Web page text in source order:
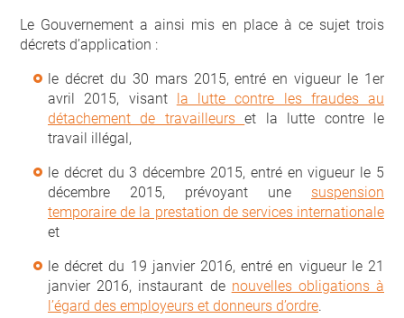
Le Gouvernement a ainsi mis en place à ce sujet trois
décrets d’application :
le décret du 30 mars 2015, entré en vigueur le 1er
avril 2015, visant la lutte contre les fraudes au
détachement de travailleurset la lutte contre le
travail illégal,
le décret du 3 décembre 2015, entré en vigueur le 5
décembre 2015, prévoyant une suspension
temporaire de la prestation de services internationale
et
le décret du 19 janvier 2016, entré en vigueur le 21
janvier 2016, instaurant de nouvelles obligations à
l’égard des employeurs et donneurs d’ordre.